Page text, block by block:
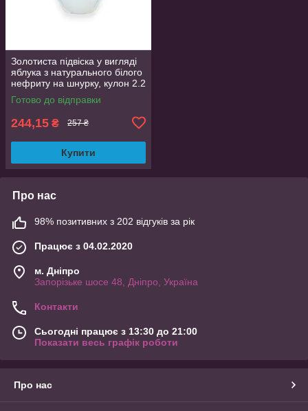
Золотиста підвіска у вигляді
яблука з натурального білого
нефриту на шнурку, кулон 2.2
см
Готово до відправки
244,15 ₴ 257 ₴
Купити
Про нас
98% позитивних з 202 відгуків за рік
Працює з 04.02.2020
м. Дніпро
Запорізьке шосе 48, Дніпро, Україна
Контакти
Сьогодні працює з 13:30 до 21:00
Показати весь графік роботи
Про нас